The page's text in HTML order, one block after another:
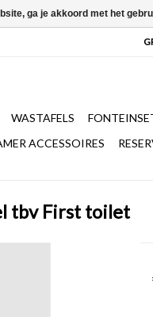
WASTAFELS
ACCESSOIRES
tbv First toilet
ga je akkoord met het